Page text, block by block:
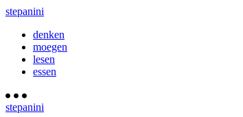
stepanini
denken
moegen
lesen
essen
stepanini